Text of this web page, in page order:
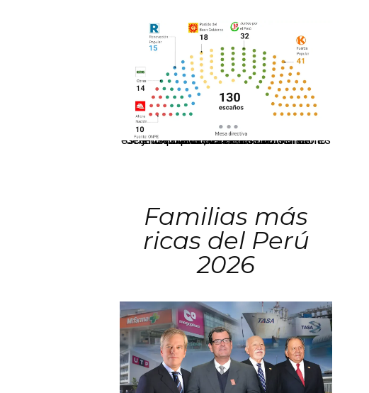
El JNE oficializó la distribución de escaños para la elección de 60 senadores y 130 diputados en las Elecciones Generales 2026, tras el restablecimiento de la Bicameralidad.
Familias más
ricas del Perú
2026